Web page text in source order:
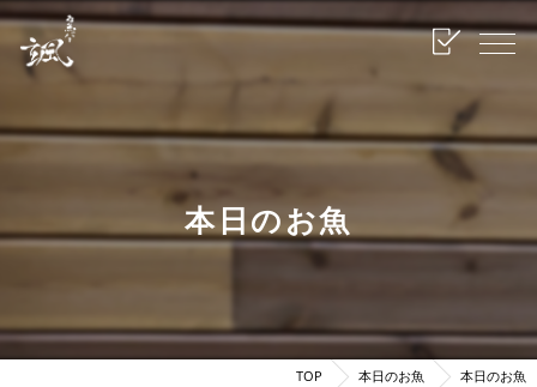
本日のお魚
TOP 本日のお魚 本日のお魚